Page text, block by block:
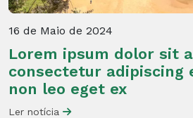
16 de Maio de 2024
Lorem ipsum dolor sit
consectetur adipiscing
non leo eget ex
Ler notícia